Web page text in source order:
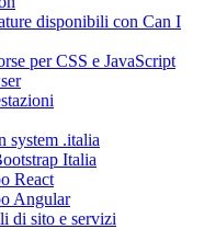
disponibili con Can I
per CSS e JavaScript
system .italia
Italia
React
Angular
di sito e servizi